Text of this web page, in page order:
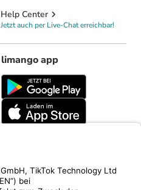
Help Center
Jetzt auch per Live-Chat erreichbar!
limango app